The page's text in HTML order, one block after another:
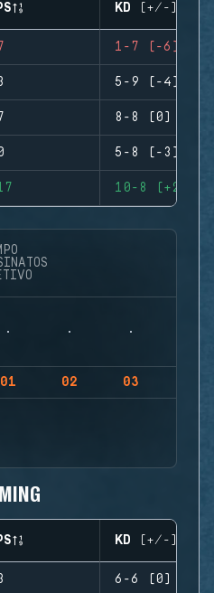
KD (+/-)
1-7 (-6)
5-9 (-4)
8-8 (0)
5-8 (-3)
10-8 (+2)
01 02 03
KD (+/-)
6-6 (0)